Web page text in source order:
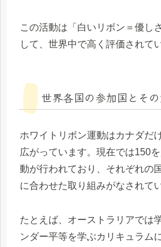
この活動は「白いリボン＝優し
して、世界中で高く評価されて
世界各国の参加国とその
ホワイトリボン運動はカナダだ
広がっています。現在では150
動が行われており、それぞれの
に合わせた取り組みがなされて
たとえば、オーストラリアでは
ンダー平等を学ぶカリキュラム